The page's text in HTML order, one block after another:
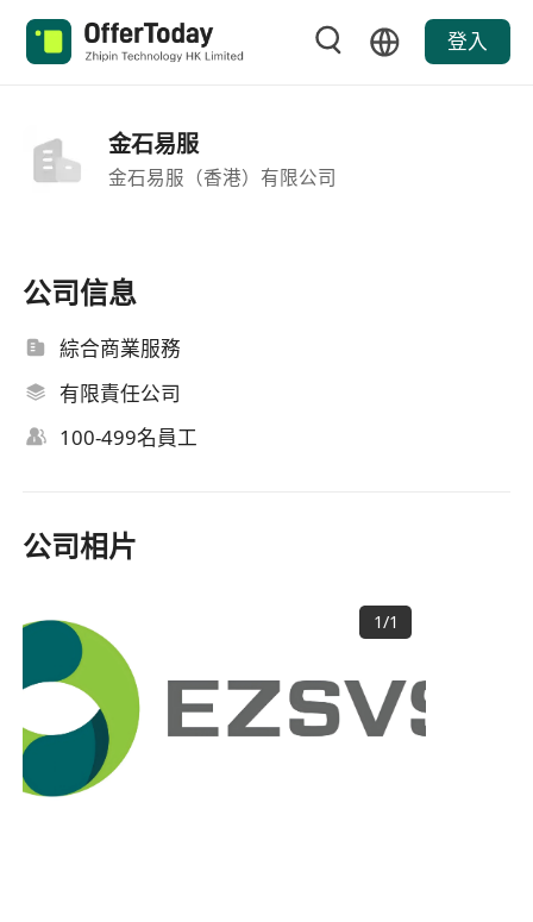
登入
金石易服
金石易服（香港）有限公司
公司信息
綜合商業服務
有限責任公司
100-499名員工
公司相片
1/1